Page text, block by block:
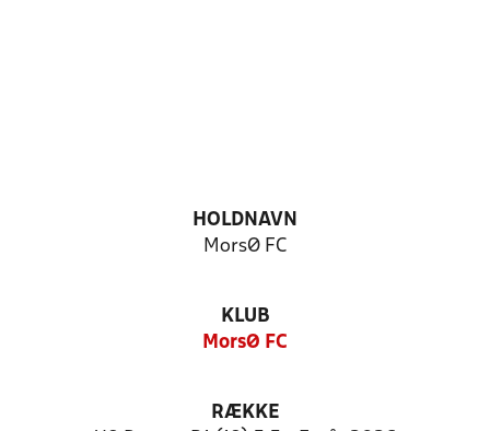
HOLDNAVN
MorsØ FC
KLUB
MorsØ FC
RÆKKE